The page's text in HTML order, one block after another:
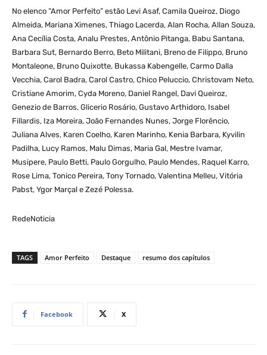
No elenco “Amor Perfeito” estão Levi Asaf, Camila Queiroz, Diogo
Almeida, Mariana Ximenes, Thiago Lacerda, Alan Rocha, Allan Souza,
Ana Cecília Costa, Analu Prestes, Antônio Pitanga, Babu Santana,
Barbara Sut, Bernardo Berro, Beto Militani, Breno de Filippo, Bruno
Montaleone, Bruno Quixotte, Bukassa Kabengelle, Carmo Dalla
Vecchia, Carol Badra, Carol Castro, Chico Peluccio, Christovam Neto,
Cristiane Amorim, Cyda Moreno, Daniel Rangel, Davi Queiroz,
Genezio de Barros, Glicerio Rosário, Gustavo Arthidoro, Isabel
Fillardis, Iza Moreira, João Fernandes Nunes, Jorge Florêncio,
Juliana Alves, Karen Coelho, Karen Marinho, Kenia Barbara, Kyvilin
Padilha, Lucy Ramos, Malu Dimas, Maria Gal, Mestre Ivamar,
Musipere, Paulo Betti, Paulo Gorgulho, Paulo Mendes, Raquel Karro,
Rose Lima, Tonico Pereira, Tony Tornado, Valentina Melleu, Vitória
Pabst, Ygor Marçal e Zezé Polessa.
RedeNoticia
TAGS Amor Perfeito Destaque resumo dos capítulos
Facebook X